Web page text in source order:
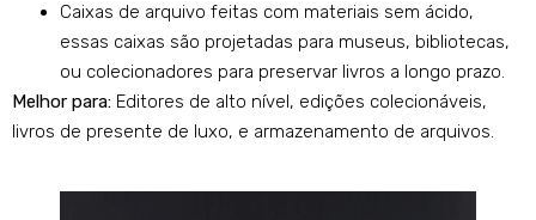
Caixas de arquivo feitas com materiais sem ácido,
essas caixas são projetadas para museus, bibliotecas,
ou colecionadores para preservar livros a longo prazo.
Melhor para: Editores de alto nível, edições colecionáveis,
livros de presente de luxo, e armazenamento de arquivos.